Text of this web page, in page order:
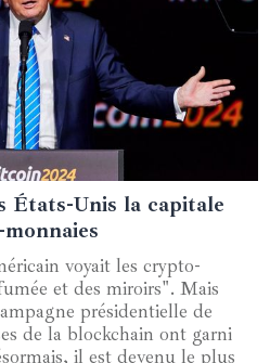
États-Unis la capitale
voyait les crypto-
et des miroirs". Mais
présidentielle de
de la blockchain ont garni
il est devenu le plus